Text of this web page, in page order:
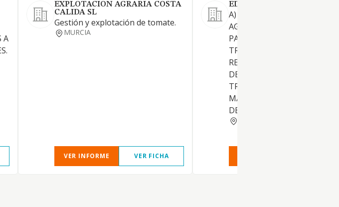
A
EXPLOTACION AGRARIA COSTA
CALIDA SL
Gestión y explotación de tomate.
MURCIA
VER INFORME VER FICHA
EDENCELTES SL
A) LA PRESTACION DE
AGRICOLAS EN GENERAL, Y
PARTICULAR LA
TRABAJOS DE SIEMBRA,
RECOLECCION, PODA,
DE ABONO, FERTILIZACION,
TRATAMIENTO DE PLAGAS, Y
MANTENIMIENTO EN
DE SUPEFIC